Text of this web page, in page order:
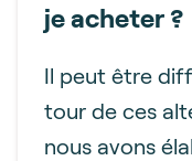
je acheter ?
Il peut être
tour de ces
nous avons